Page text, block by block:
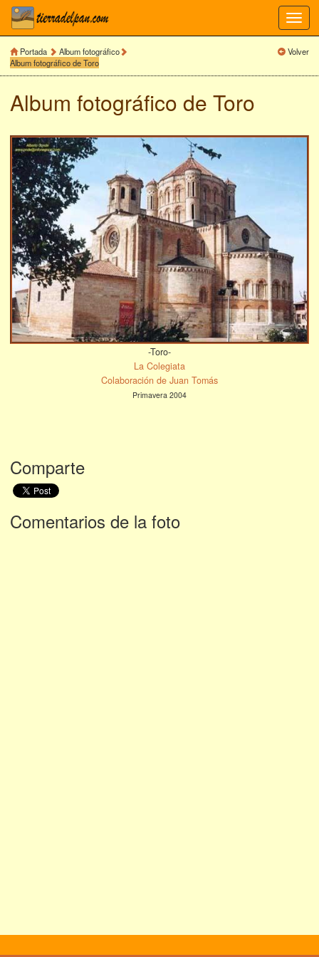
Portada
Album fotográfico
Album fotográfico de Toro
Volver
Album fotográfico de Toro
-Toro-
La Colegiata
Colaboración de Juan Tomás
Primavera 2004
Comparte
Comentarios de la foto